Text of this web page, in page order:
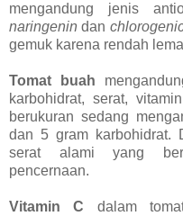
mengandung jenis
naringenindan
gemuk karena rendah
Tomat buah
karbohidrat, serat,
berukuran sedang
dan 5 gram karbohidrat.
serat alami yang
pencernaan.
Vitamin C dalam